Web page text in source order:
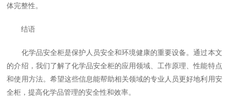
体完整性。
结语
化学品安全柜是保护人员安全和环境健康的重要设备。通过本文
的介绍，我们了解了化学品安全柜的应用领域、工作原理、性能特点
和使用方法。希望这些信息能帮助相关领域的专业人员更好地利用安
全柜，提高化学品管理的安全性和效率。